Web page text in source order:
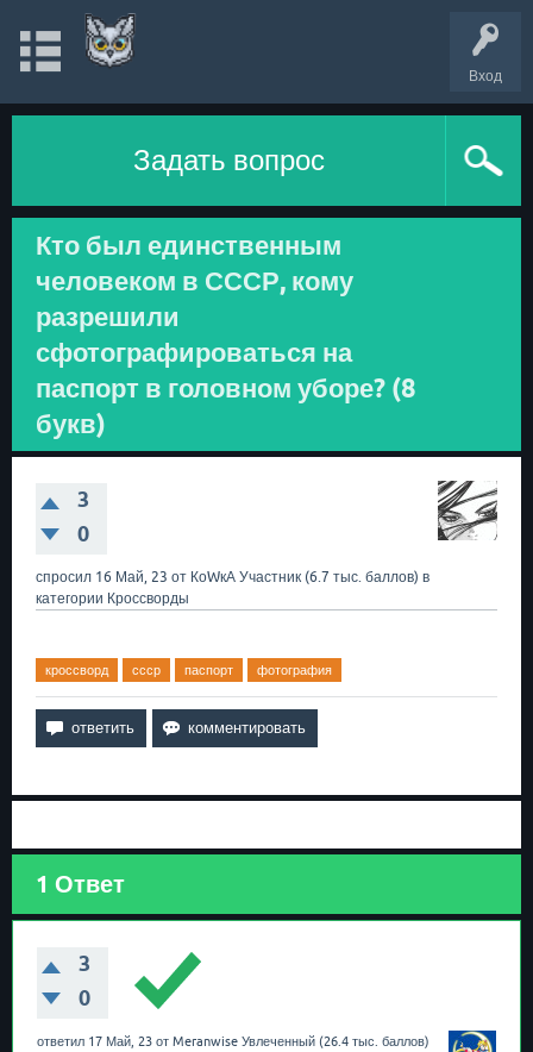
Вход
Задать вопрос
Кто был единственным
человеком в СССР, кому
разрешили
сфотографироваться на
паспорт в головном уборе? (8
букв)
3
0
спросил 16 Май, 23 от КоWкА Участник (6.7 тыс. баллов) в
категории Кроссворды
кроссворд ссср паспорт фотография
1 Ответ
3
0
ответил 17 Май, 23 от Meranwise Увлеченный (26.4 тыс. баллов)